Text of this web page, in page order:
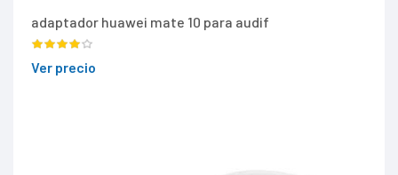
adaptador huawei mate 10 para audif
Ver precio